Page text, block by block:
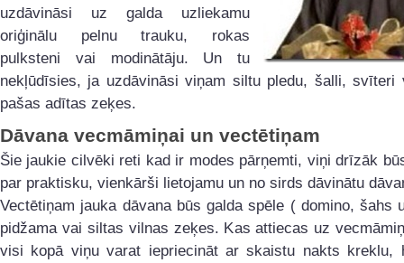
uzdāvināsi uz galda uzliekamu
oriģinālu pelnu trauku, rokas
pulksteni vai modinātāju. Un tu
nekļūdīsies, ja uzdāvināsi viņam siltu pledu, šalli, svīteri
pašas adītas zeķes.
Dāvana vecmāmiņai un vectētiņam
Šie jaukie cilvēki reti kad ir modes pārņemti, viņi drīzāk
par praktisku, vienkārši lietojamu un no sirds dāvinātu
Vectētiņam jauka dāvana būs galda spēle ( domino, šahs
pidžama vai siltas vilnas zeķes. Kas attiecas uz
visi kopā viņu varat iepriecināt ar skaistu nakts kreklu,